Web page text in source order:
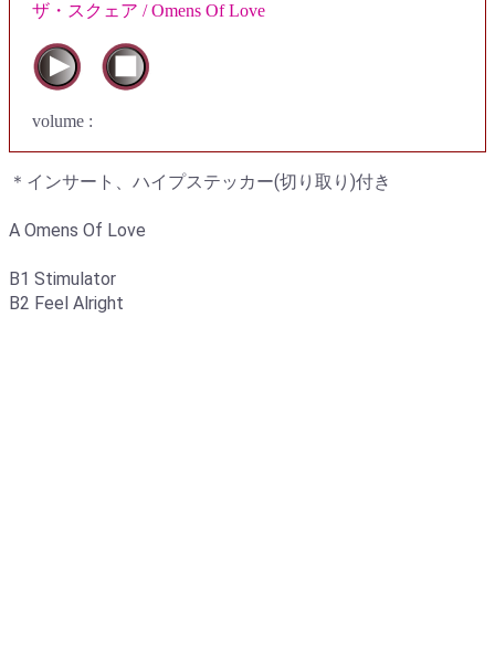
ザ・スクェア / Omens Of Love
volume :
＊インサート、ハイプステッカー(切り取り)付き
A Omens Of Love
B1 Stimulator
B2 Feel Alright